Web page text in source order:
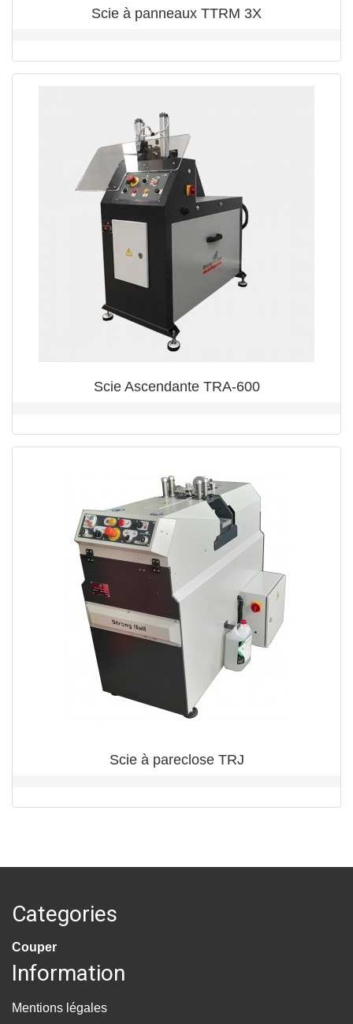
Scie à panneaux TTRM 3X
Scie Ascendante TRA-600
Scie à pareclose TRJ
Categories
Couper
Information
Mentions légales